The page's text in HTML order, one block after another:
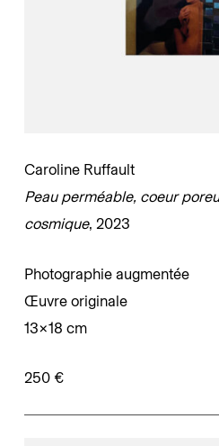
Caroline Ruffault
Peau perméable, coeur
cosmique, 2023
Photographie augmentée
Œuvre originale
13×18 cm
250 €